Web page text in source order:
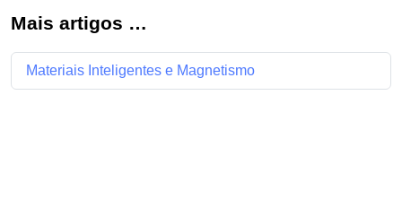
Mais artigos …
Materiais Inteligentes e Magnetismo